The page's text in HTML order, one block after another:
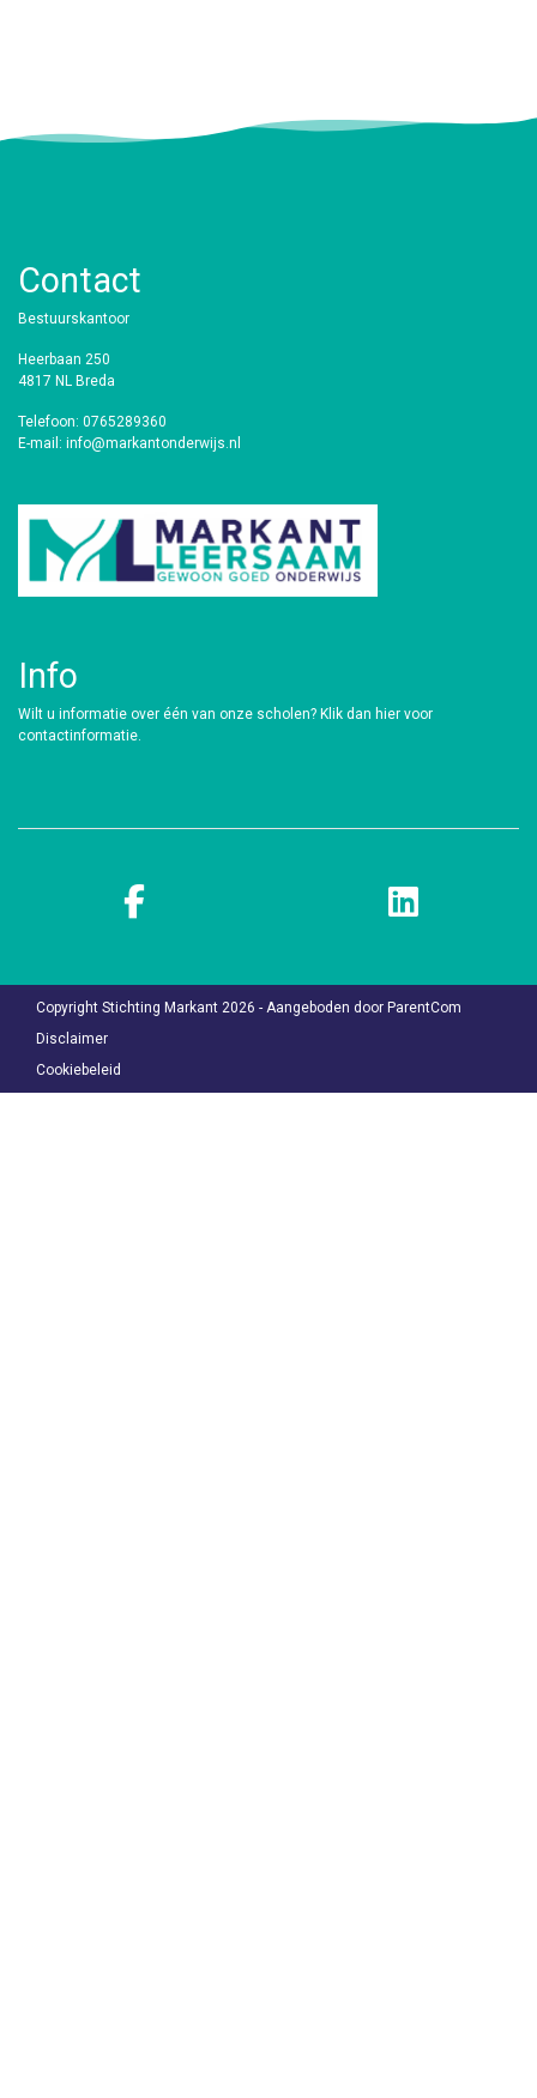
Contact
Bestuurskantoor
Heerbaan 250
4817 NL Breda
Telefoon: 0765289360
E-mail: info@markantonderwijs.nl
Info
​Wilt u informatie over één van onze scholen? Klik dan hier voor
contactinformatie.
Copyright Stichting Markant 2026 - Aangeboden door ParentCom
Disclaimer
Cookiebeleid